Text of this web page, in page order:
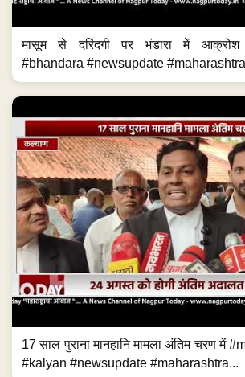
मासूम से दरिंदगी पर भंडारा में आक्रोश
#bhandara #newsupdate
17 साल पुराना मानहानि मामला अंतिम चरण में
#kalyan #newsupdate #maharashtra...